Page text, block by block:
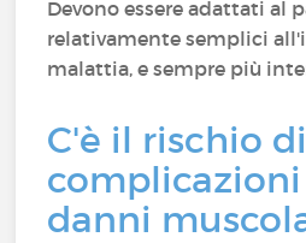
Devono essere adattati al
relativamente semplici
malattia, e sempre più
C'è il rischio di
danni